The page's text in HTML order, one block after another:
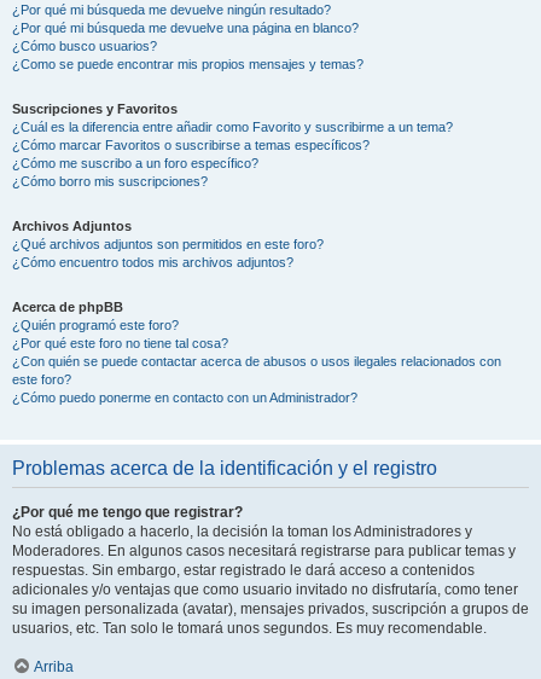
¿Por qué mi búsqueda me devuelve ningún resultado?
¿Por qué mi búsqueda me devuelve una página en blanco?
¿Cómo busco usuarios?
¿Como se puede encontrar mis propios mensajes y temas?
Suscripciones y Favoritos
¿Cuál es la diferencia entre añadir como Favorito y suscribirme a un tema?
¿Cómo marcar Favoritos o suscribirse a temas específicos?
¿Cómo me suscribo a un foro específico?
¿Cómo borro mis suscripciones?
Archivos Adjuntos
¿Qué archivos adjuntos son permitidos en este foro?
¿Cómo encuentro todos mis archivos adjuntos?
Acerca de phpBB
¿Quién programó este foro?
¿Por qué este foro no tiene tal cosa?
¿Con quién se puede contactar acerca de abusos o usos ilegales relacionados con
este foro?
¿Cómo puedo ponerme en contacto con un Administrador?
Problemas acerca de la identificación y el registro
¿Por qué me tengo que registrar?
No está obligado a hacerlo, la decisión la toman los Administradores y
Moderadores. En algunos casos necesitará registrarse para publicar temas y
respuestas. Sin embargo, estar registrado le dará acceso a contenidos
adicionales y/o ventajas que como usuario invitado no disfrutaría, como tener
su imagen personalizada (avatar), mensajes privados, suscripción a grupos de
usuarios, etc. Tan solo le tomará unos segundos. Es muy recomendable.
Arriba